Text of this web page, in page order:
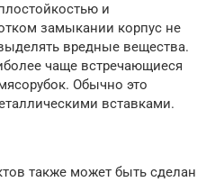
и
замыкании корпус не
вредные вещества.
чаще встречающиеся
Обычно это
вставками.
также может быть сделан